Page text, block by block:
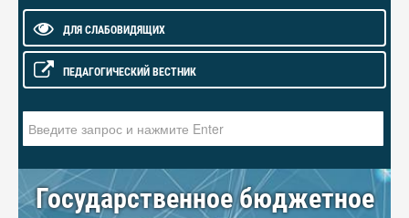
ДЛЯ СЛАБОВИДЯЩИХ
ПЕДАГОГИЧЕСКИЙ ВЕСТНИК
Государственное бюджетное